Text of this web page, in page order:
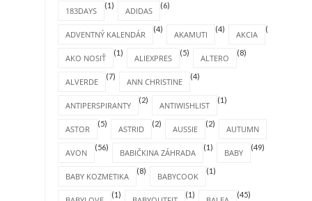
183DAYS
(1)
ADIDAS
(6)
ADVENTNÝ KALENDÁR
(4)
AKAMUTI
(4)
AKCIA
(1)
AKO NOSIŤ
(1)
ALIEXPRES
(5)
ALTERO
(8)
ALVERDE
(7)
ANN CHRISTINE
(4)
ANTIPERSPIRANTY
(2)
ANTIWISHLIST
(1)
ASTOR
(5)
ASTRID
(2)
AUSSIE
(2)
AUTUMN
AVON
(56)
BABIČKINA ZÁHRADA
(1)
BABY
(49)
BABY KOZMETIKA
(8)
BABYCOOK
(1)
(1) (1) (45)